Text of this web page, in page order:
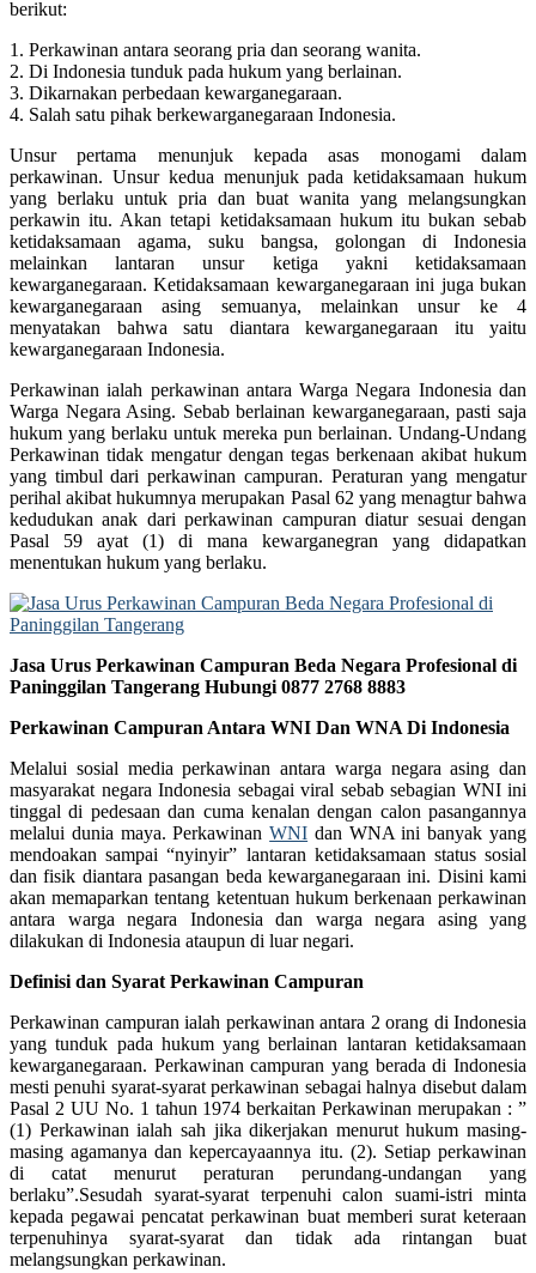
berikut:
1. Perkawinan antara seorang pria dan seorang wanita.
2. Di Indonesia tunduk pada hukum yang berlainan.
3. Dikarnakan perbedaan kewarganegaraan.
4. Salah satu pihak berkewarganegaraan Indonesia.
Unsur pertama menunjuk kepada asas monogami dalam
perkawinan. Unsur kedua menunjuk pada ketidaksamaan hukum
yang berlaku untuk pria dan buat wanita yang melangsungkan
perkawin itu. Akan tetapi ketidaksamaan hukum itu bukan sebab
ketidaksamaan agama, suku bangsa, golongan di Indonesia
melainkan lantaran unsur ketiga yakni ketidaksamaan
kewarganegaraan. Ketidaksamaan kewarganegaraan ini juga bukan
kewarganegaraan asing semuanya, melainkan unsur ke 4
menyatakan bahwa satu diantara kewarganegaraan itu yaitu
kewarganegaraan Indonesia.
Perkawinan ialah perkawinan antara Warga Negara Indonesia dan
Warga Negara Asing. Sebab berlainan kewarganegaraan, pasti saja
hukum yang berlaku untuk mereka pun berlainan. Undang-Undang
Perkawinan tidak mengatur dengan tegas berkenaan akibat hukum
yang timbul dari perkawinan campuran. Peraturan yang mengatur
perihal akibat hukumnya merupakan Pasal 62 yang menagtur bahwa
kedudukan anak dari perkawinan campuran diatur sesuai dengan
Pasal 59 ayat (1) di mana kewarganegran yang didapatkan
menentukan hukum yang berlaku.
Jasa Urus Perkawinan Campuran Beda Negara Profesional di
Paninggilan Tangerang Hubungi 0877 2768 8883
Perkawinan Campuran Antara WNI Dan WNA Di Indonesia
Melalui sosial media perkawinan antara warga negara asing dan
masyarakat negara Indonesia sebagai viral sebab sebagian WNI ini
tinggal di pedesaan dan cuma kenalan dengan calon pasangannya
melalui dunia maya. PerkawinanWNI dan WNA ini banyak yang
mendoakan sampai “nyinyir” lantaran ketidaksamaan status sosial
dan fisik diantara pasangan beda kewarganegaraan ini. Disini kami
akan memaparkan tentang ketentuan hukum berkenaan perkawinan
antara warga negara Indonesia dan warga negara asing yang
dilakukan di Indonesia ataupun di luar negari.
Definisi dan Syarat Perkawinan Campuran
Perkawinan campuran ialah perkawinan antara 2 orang di Indonesia
yang tunduk pada hukum yang berlainan lantaran ketidaksamaan
kewarganegaraan. Perkawinan campuran yang berada di Indonesia
mesti penuhi syarat-syarat perkawinan sebagai halnya disebut dalam
Pasal 2 UU No. 1 tahun 1974 berkaitan Perkawinan merupakan : ”
(1) Perkawinan ialah sah jika dikerjakan menurut hukum masing-
masing agamanya dan kepercayaannya itu. (2). Setiap perkawinan
di catat menurut peraturan perundang-undangan yang
berlaku”.Sesudah syarat-syarat terpenuhi calon suami-istri minta
kepada pegawai pencatat perkawinan buat memberi surat keteraan
terpenuhinya syarat-syarat dan tidak ada rintangan buat
melangsungkan perkawinan.